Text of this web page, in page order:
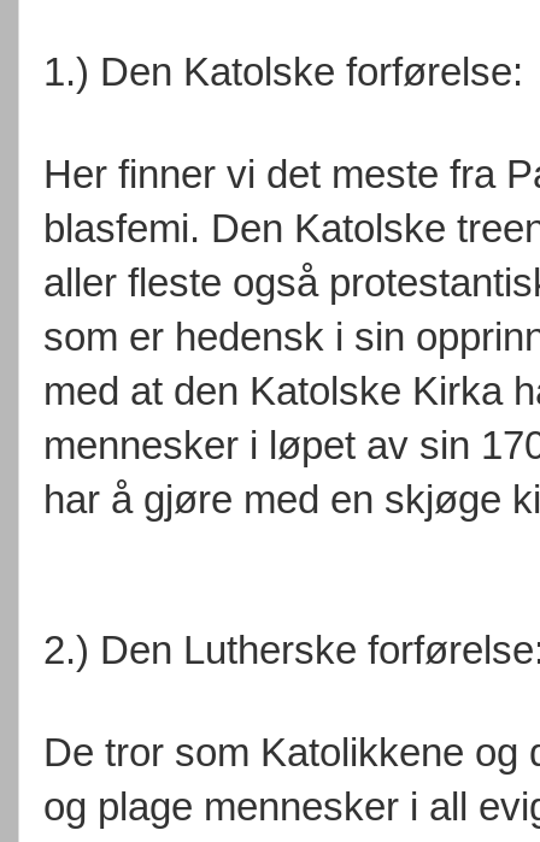
1.) Den Katolske forførelse:
Her finner vi det meste fra
blasfemi. Den Katolske
aller fleste også
som er hedensk i sin
med at den Katolske Kirka
mennesker i løpet av sin
har å gjøre med en skjøge
2.) Den Lutherske
De tror som Katolikkene og
og plage mennesker i all